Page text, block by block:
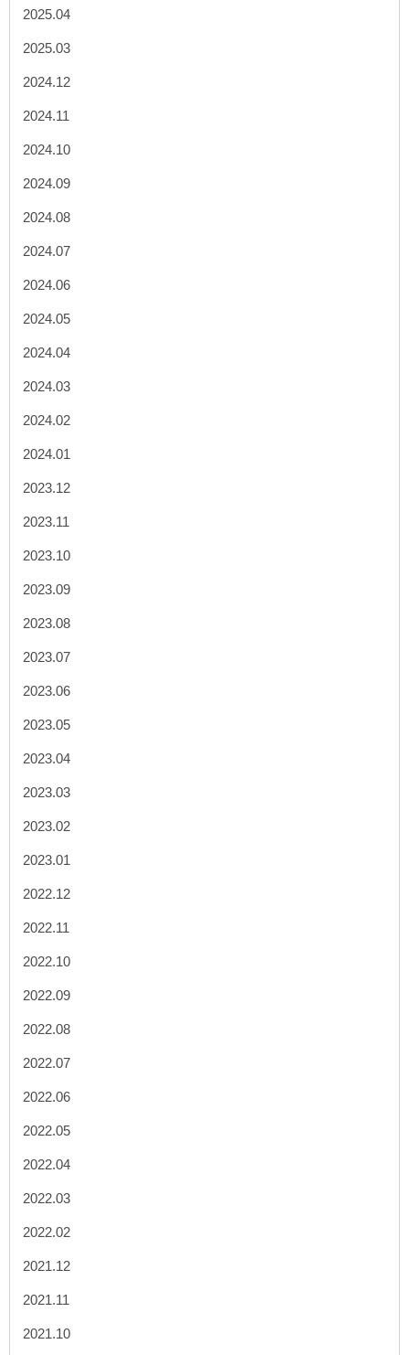
2025.04
2025.03
2024.12
2024.11
2024.10
2024.09
2024.08
2024.07
2024.06
2024.05
2024.04
2024.03
2024.02
2024.01
2023.12
2023.11
2023.10
2023.09
2023.08
2023.07
2023.06
2023.05
2023.04
2023.03
2023.02
2023.01
2022.12
2022.11
2022.10
2022.09
2022.08
2022.07
2022.06
2022.05
2022.04
2022.03
2022.02
2021.12
2021.11
2021.10